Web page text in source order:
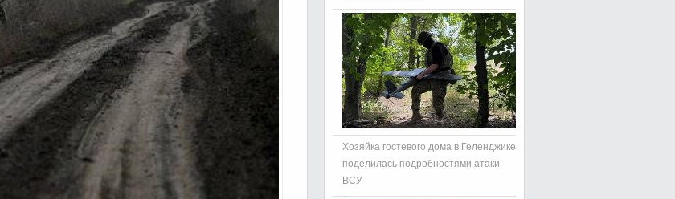
Хозяйка гостевого дома в Геленджике
поделилась подробностями атаки
ВСУ